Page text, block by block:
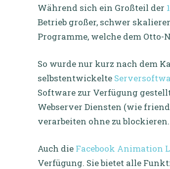
Während sich ein Großteil der
Betrieb großer, schwer
Programme, welche dem
So wurde nur kurz nach dem
selbstentwickelte
Software zur Verfügung
Webserver Diensten (wie
verarbeiten ohne zu blockieren.
Auch die Facebook Animation
Verfügung. Sie bietet alle